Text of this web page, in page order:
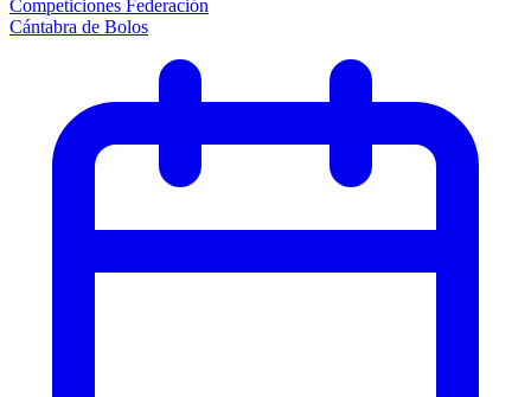
Competiciones Federación
Cántabra de Bolos